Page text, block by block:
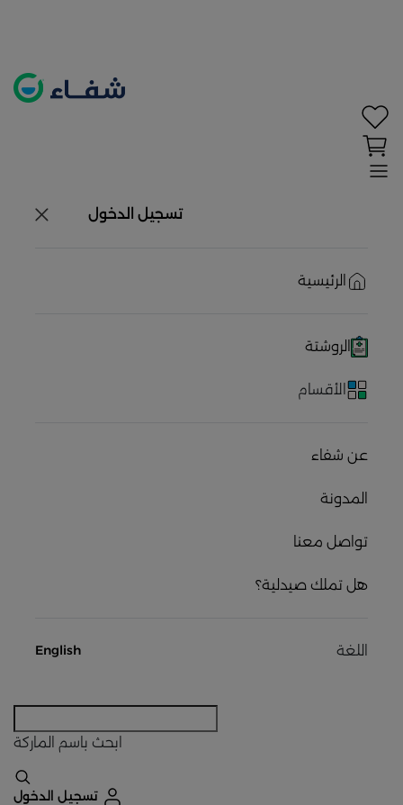
تسجيل الدخول
الرئيسية
الروشتة
الأقسام
عن شفاء
المدونة
تواصل معنا
هل تملك صيدلية؟
اللغة English
ابحث باسم الماركة
تسجيل الدخول